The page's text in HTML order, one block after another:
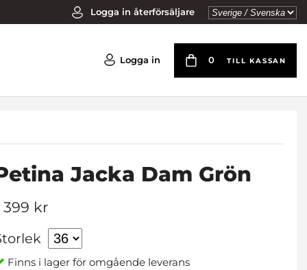
Logga in återförsäljare
Logga in 0 TILL KASSAN
Jacka Dam Grön
399 kr
Finns i lager för omgående leverans